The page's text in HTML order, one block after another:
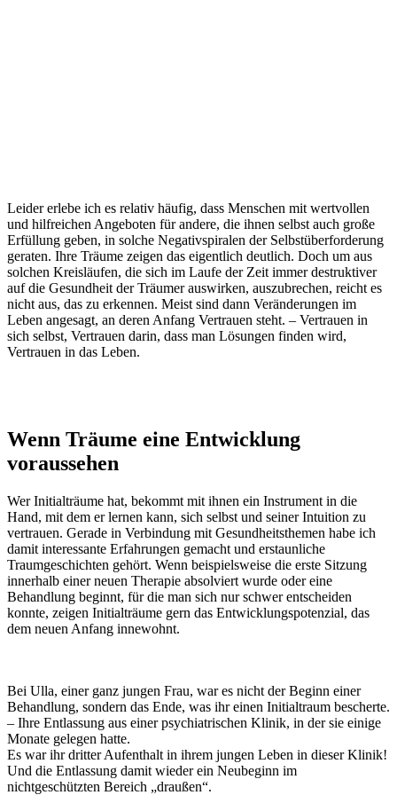
Leider erlebe ich es relativ häufig, dass Menschen mit wertvollen
und hilfreichen Angeboten für andere, die ihnen selbst auch große
Erfüllung geben, in solche Negativspiralen der Selbstüberforderung
geraten. Ihre Träume zeigen das eigentlich deutlich. Doch um aus
solchen Kreisläufen, die sich im Laufe der Zeit immer destruktiver
auf die Gesundheit der Träumer auswirken, auszubrechen, reicht es
nicht aus, das zu erkennen. Meist sind dann Veränderungen im
Leben angesagt, an deren Anfang Vertrauen steht. – Vertrauen in
sich selbst, Vertrauen darin, dass man Lösungen finden wird,
Vertrauen in das Leben.
Wenn Träume eine Entwicklung
voraussehen
Wer Initialträume hat, bekommt mit ihnen ein Instrument in die
Hand, mit dem er lernen kann, sich selbst und seiner Intuition zu
vertrauen. Gerade in Verbindung mit Gesundheitsthemen habe ich
damit interessante Erfahrungen gemacht und erstaunliche
Traumgeschichten gehört. Wenn beispielsweise die erste Sitzung
innerhalb einer neuen Therapie absolviert wurde oder eine
Behandlung beginnt, für die man sich nur schwer entscheiden
konnte, zeigen Initialträume gern das Entwicklungspotenzial, das
dem neuen Anfang innewohnt.
Bei Ulla, einer ganz jungen Frau, war es nicht der Beginn einer
Behandlung, sondern das Ende, was ihr einen Initialtraum bescherte.
– Ihre Entlassung aus einer psychiatrischen Klinik, in der sie einige
Monate gelegen hatte.
Es war ihr dritter Aufenthalt in ihrem jungen Leben in dieser Klinik!
Und die Entlassung damit wieder ein Neubeginn im
nichtgeschützten Bereich „draußen“.